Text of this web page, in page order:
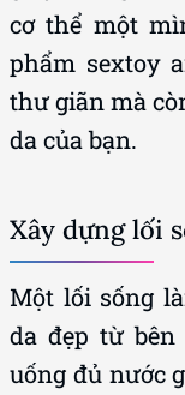
cơ thể một
phẩm sextoy
thư giãn mà
da của bạn.
Xây dựng lối
Một lối sống
da đẹp từ bên
uống đủ nước